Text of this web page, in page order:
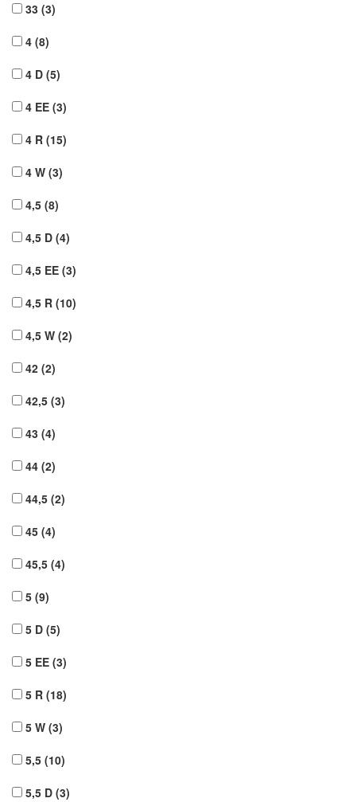
33 (3)
4 (8)
4 D (5)
4 EE (3)
4 R (15)
4 W (3)
4,5 (8)
4,5 D (4)
4,5 EE (3)
4,5 R (10)
4,5 W (2)
42 (2)
42,5 (3)
43 (4)
44 (2)
44,5 (2)
45 (4)
45,5 (4)
5 (9)
5 D (5)
5 EE (3)
5 R (18)
5 W (3)
5,5 (10)
5,5 D (3)